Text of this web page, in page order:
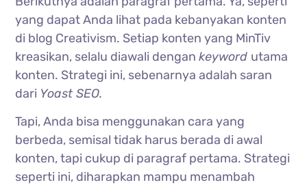
yang dapat Anda lihat pada kebanyakan konten
di blog Creativism. Setiap konten yang MinTiv
kreasikan, selalu diawali dengankeyword utama
konten. Strategi ini, sebenarnya adalah saran
dari Yoast SEO.
Tapi, Anda bisa menggunakan cara yang
berbeda, semisal tidak harus berada di awal
konten, tapi cukup di paragraf pertama. Strategi
seperti ini, diharapkan mampu menambah